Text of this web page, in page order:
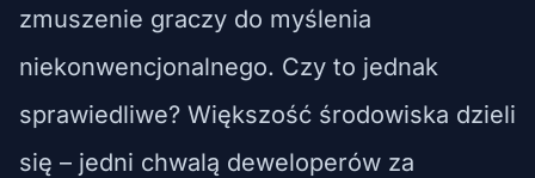
zmuszenie graczy do myślenia
niekonwencjonalnego. Czy to jednak
sprawiedliwe? Większość środowiska dzieli
się – jedni chwalą deweloperów za